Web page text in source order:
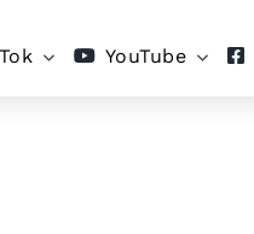
YouTube